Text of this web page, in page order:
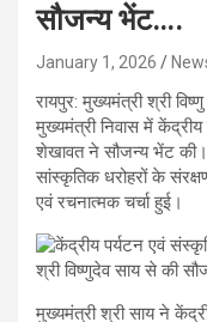
सौजन्य भेंट….
January 1, 2026
रायपुर: मुख्यमंत्री श्री
मुख्यमंत्री निवास में
शेखावत ने सौजन्य भेंट की।
सांस्कृतिक धरोहरों के
एवं रचनात्मक चर्चा हुई।
मुख्यमंत्री श्री साय ने